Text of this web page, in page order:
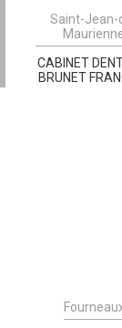
Saint-Jean-
CABINET
BRUNET